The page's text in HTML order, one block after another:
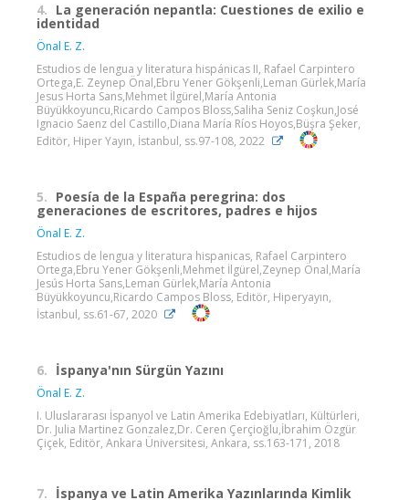
4. La generación nepantla: Cuestiones de exilio e
identidad
Önal E. Z.
Estudios de lengua y literatura hispánicas II, Rafael Carpintero
Ortega,E. Zeynep Önal,Ebru Yener Gökşenli,Leman Gürlek,María
Jesus Horta Sans,Mehmet İlgürel,María Antonia
Büyükkoyuncu,Ricardo Campos Bloss,Saliha Seniz Coşkun,José
Ignacio Saenz del Castillo,Diana María Ríos Hoyos,Büşra Şeker,
Editör, Hiper Yayın, İstanbul, ss.97-108, 2022
5. Poesía de la España peregrina: dos
generaciones de escritores, padres e hijos
Önal E. Z.
Estudios de lengua y literatura hispanicas, Rafael Carpintero
Ortega,Ebru Yener Gökşenli,Mehmet İlgürel,Zeynep Önal,María
Jesús Horta Sans,Leman Gürlek,María Antonia
Büyükkoyuncu,Ricardo Campos Bloss, Editör, Hiperyayın,
İstanbul, ss.61-67, 2020
6. İspanya'nın Sürgün Yazını
Önal E. Z.
I. Uluslararası İspanyol ve Latin Amerika Edebiyatları, Kültürleri,
Dr. Julia Martinez Gonzalez,Dr. Ceren Çerçioğlu,İbrahim Özgür
Çiçek, Editör, Ankara Üniversitesi, Ankara, ss.163-171, 2018
7. İspanya ve Latin Amerika Yazınlarında Kimlik